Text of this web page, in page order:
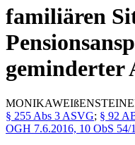
familiären
geminderter
MONIKA
§ 255 Abs 3 ASVG; § 92
OGH 7.6.2016, 10 ObS 54/